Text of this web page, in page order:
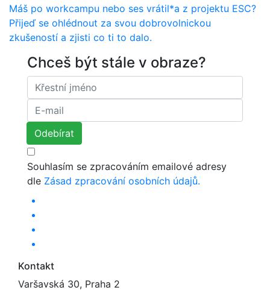
Máš po workcampu nebo ses vrátil*a z projektu ESC?
Přijeď se ohlédnout za svou dobrovolnickou
zkušeností a zjisti co ti to dalo.
Chceš být stále v obraze?
Souhlasím se zpracováním emailové adresy
dle Zásad zpracování osobních údajů.
Kontakt
Varšavská 30, Praha 2